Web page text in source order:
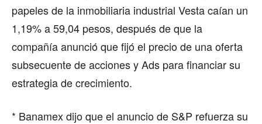
papeles de la inmobiliaria industrial Vesta caían un
1,19% a 59,04 pesos, después de que la
compañía anunció que fijó el precio de una oferta
subsecuente de acciones y Ads para financiar su
estrategia de crecimiento.
* Banamex dijo que el anuncio de S&P refuerza su